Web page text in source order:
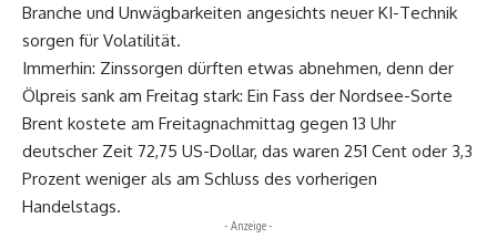
Branche und Unwägbarkeiten angesichts neuer KI-Technik
sorgen für Volatilität.
Immerhin: Zinssorgen dürften etwas abnehmen, denn der
Ölpreis sank am Freitag stark: Ein Fass der Nordsee-Sorte
Brent kostete am Freitagnachmittag gegen 13 Uhr
deutscher Zeit 72,75 US-Dollar, das waren 251 Cent oder 3,3
Prozent weniger als am Schluss des vorherigen
Handelstags.
- Anzeige -